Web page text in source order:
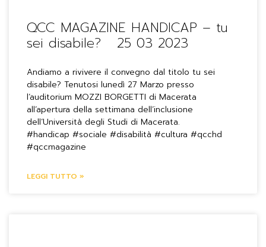
QCC MAGAZINE HANDICAP – tu
sei disabile? 25 03 2023
Andiamo a rivivere il convegno dal titolo tu sei
disabile? Tenutosi lunedì 27 Marzo presso
l’auditorium MOZZI BORGETTI di Macerata
all’apertura della settimana dell’inclusione
dell’Università degli Studi di Macerata.
#handicap #sociale #disabilità #cultura #qcchd
#qccmagazine
LEGGI TUTTO »